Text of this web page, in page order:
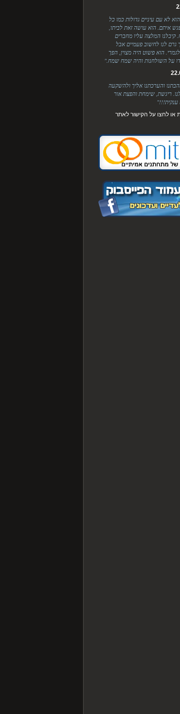
לא עם עיניים גדולות כמו כל
איתם. הוא עושה זאת לביתו,
קיבלנו המלצה עליו מחברים
גרם לנו לחשוב פעמיים אבל
הוא פשוט היה מצוין, הפך
על השולחנות והיה שמח שמח."
והערכתנו אליך ולהשקעה
ריגשת, שימחת והפצת אור
ענקית!!!"
או לחצו על הקישור לאתר